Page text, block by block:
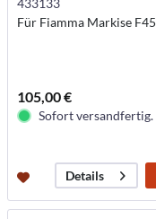
433133
Für Fiamma Markise
105,00 €
Sofort versandfertig.
Details